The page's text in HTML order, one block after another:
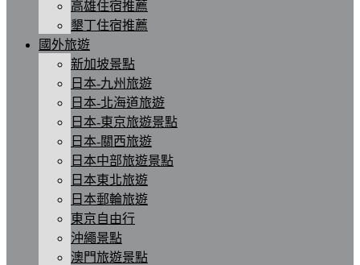
高雄住宿推薦
墾丁住宿推薦
國外旅遊
新加坡景點
日本-九州旅遊
日本-北海道旅遊
日本-東京旅遊景點
日本-關西旅遊
日本中部旅遊景點
日本東北旅遊
日本郵輪旅遊
東京自由行
沖繩景點
澳門旅遊景點